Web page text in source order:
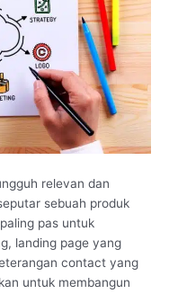
relevan dan
sebuah produk
pas untuk
landing page yang
contact yang
untuk membangun